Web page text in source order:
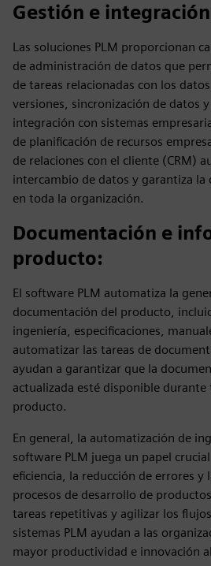
Gestión e
Las soluciones PLM proporcionan
de administración de datos que
de tareas relacionadas con los
versiones, sincronización de datos
integración con sistemas
de planificación de recursos
de relaciones con el cliente (CRM)
intercambio de datos y garantiza la
en toda la organización.
Documentación e
producto:
El software PLM automatiza la
documentación del producto,
ingeniería, especificaciones,
automatizar las tareas de
ayudan a garantizar que la
actualizada esté disponible
producto.
En general, la automatización de
software PLM juega un papel
eficiencia, la reducción de errores y
procesos de desarrollo de
tareas repetitivas y agilizar los
sistemas PLM ayudan a las
mayor productividad e innovación